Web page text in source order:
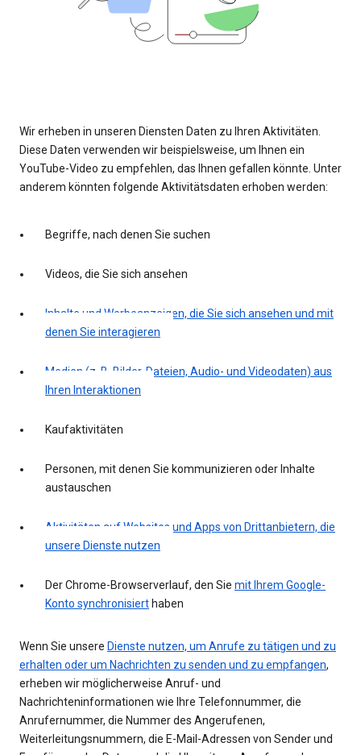
Wir erheben in unseren Diensten Daten zu Ihren Aktivitäten.
Diese Daten verwenden wir beispielsweise, um Ihnen ein
YouTube-Video zu empfehlen, das Ihnen gefallen könnte. Unter
anderem könnten folgende Aktivitätsdaten erhoben werden:
Begriffe, nach denen Sie suchen
Videos, die Sie sich ansehen
Inhalte und Werbeanzeigen, die Sie sich ansehen und mit
denen Sie interagieren
Medien (z. B. Bilder, Dateien, Audio- und Videodaten) aus
Ihren Interaktionen
Kaufaktivitäten
Personen, mit denen Sie kommunizieren oder Inhalte
austauschen
Aktivitäten auf Websites und Apps von Drittanbietern, die
unsere Dienste nutzen
Der Chrome-Browserverlauf, den Sie mit Ihrem Google-
Konto synchronisiert haben
Wenn Sie unsere Dienste nutzen, um Anrufe zu tätigen und zu
erhalten oder um Nachrichten zu senden und zu empfangen,
erheben wir möglicherweise Anruf- und
Nachrichteninformationen wie Ihre Telefonnummer, die
Anrufernummer, die Nummer des Angerufenen,
Weiterleitungsnummern, die E-Mail-Adressen von Sender und